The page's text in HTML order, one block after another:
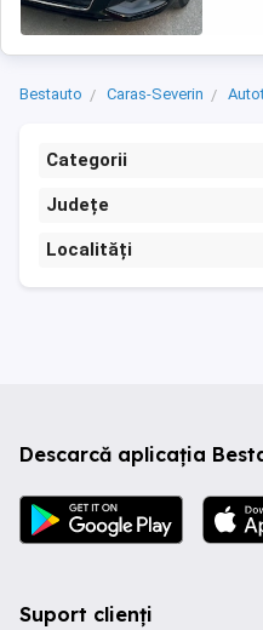
Bestauto Caras-Severin
Categorii
Județe
Localități
Descarcă aplicația
Suport clienți